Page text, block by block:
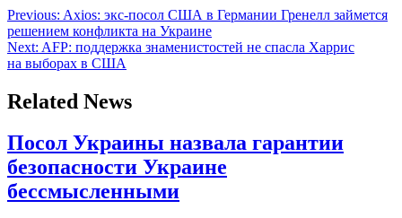
Previous: Axios: экс-посол США в Германии Гренелл займется
решением конфликта на Украине
Next: AFP: поддержка знаменистостей не спасла Харрис
на выборах в США
Related News
Посол Украины назвала гарантии
безопасности Украине
бессмысленными